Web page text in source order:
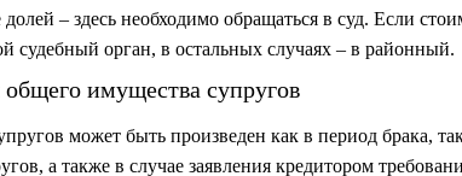
– здесь необходимо обращаться в суд. Если
судебный орган, в остальных случаях – в районный.
имущества супругов
может быть произведен как в период брака,
а также в случае заявления кредитором